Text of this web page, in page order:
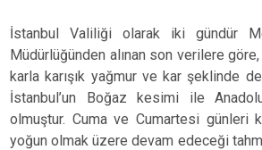
İstanbul Valiliği olarak iki gündür
Müdürlüğünden alınan son verilere
karla karışık yağmur ve kar şeklinde
İstanbul’un Boğaz kesimi ile
olmuştur. Cuma ve Cumartesi günleri
yoğun olmak üzere devam edeceği